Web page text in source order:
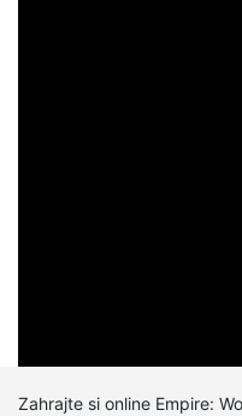
Zahrajte si online Empire: